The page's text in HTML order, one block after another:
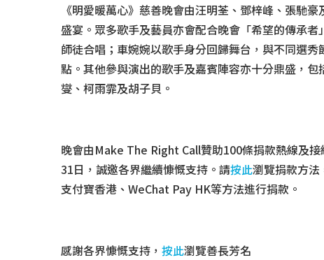
《明愛暖萬心》慈善晚會由汪明荃、鄧梓峰、張馳
盛宴。眾多歌手及藝員亦會配合晚會「希望的傳承
師徒合唱；車婉婉以歌手身分回歸舞台，與不同選
點。其他參與演出的歌手及嘉賓陣容亦十分鼎盛，
燮、柯雨霏及胡子貝。
晚會由Make The Right Call贊助100條捐款熱線及
31日，誠邀各界繼續慷慨支持。請按此瀏覽捐款方法
支付寶香港、WeChat Pay HK等方法進行捐款。
感謝各界慷慨支持， 按此瀏覽善長芳名